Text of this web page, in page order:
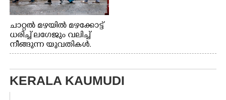
ചാറ്റൽ മഴയിൽ മഴക്കോട്ട്
ധരിച്ച് ലഗേജും വലിച്ച്
നീങ്ങുന്ന യുവതികൾ.
എറണാകുളം മേനകയിൽ
KERALA KAUMUDI